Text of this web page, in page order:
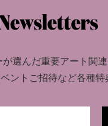
の資金確保に携わった
当時こう表明してい
この作品が違法に制作さ
る必要はないと考えて
です」
選んだ重要アート関
ントご招待など各種特